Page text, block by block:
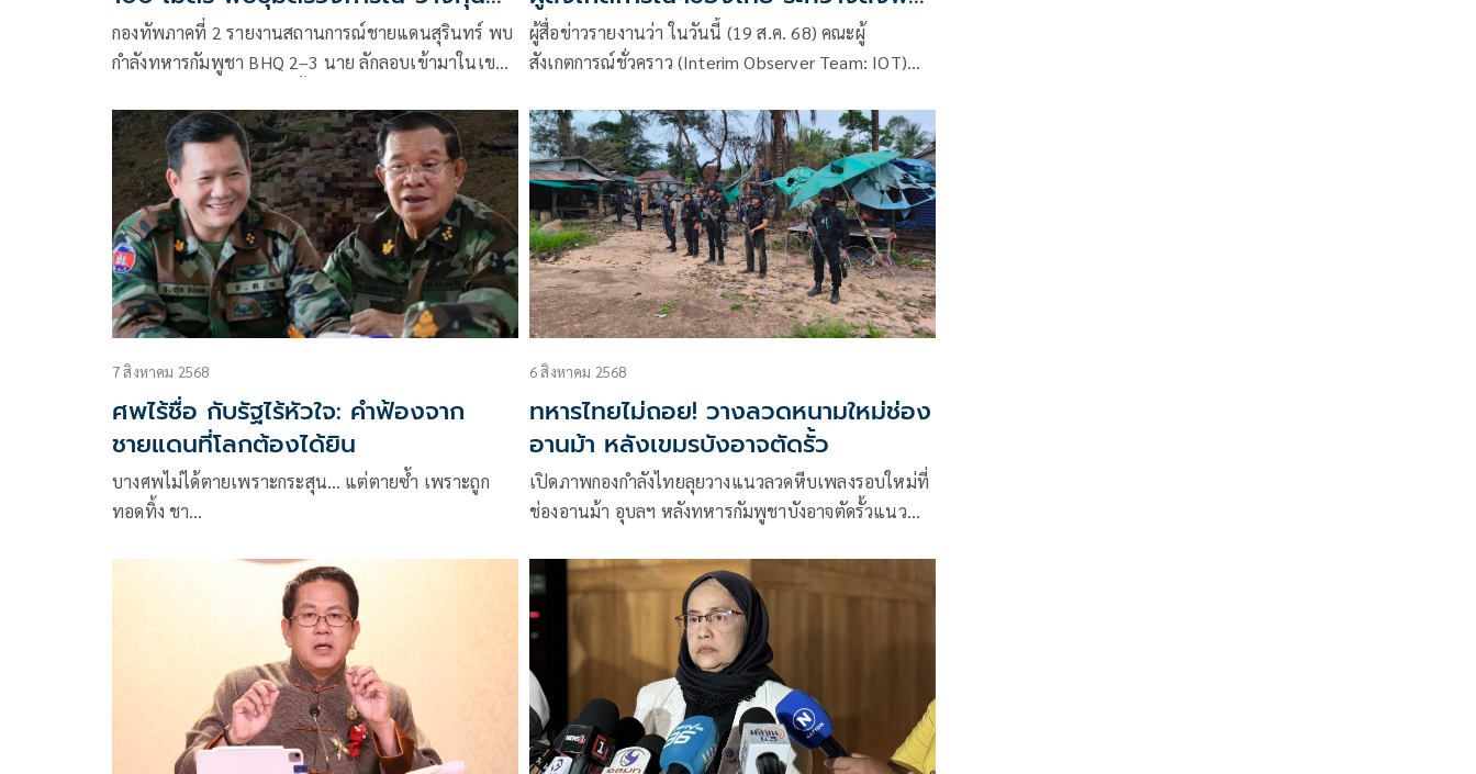
ระเบิด PMN-2
กองทัพภาคที่ 2 รายงานสถานการณ์ชายแดนสุรินทร์ พบ
กำลังทหารกัมพูชา BHQ 2–3 นาย ลักลอบเข้ามาในเขต
ตรวจสอบพื้นที่ยังพบทุ่นระเบิดสังหารบุคคล PMN-2 อีก
1 ทุ่น ถือเป็นการละเมิดข้อตกลงหยุดยิงและสนธิสัญญา
ออตตาวา
ที่ 'ช่องอานม้า-อนุสาวรีย์ตาอม'
ผู้สื่อข่าวรายงานว่า ในวันนี้ (19 ส.ค. 68) คณะผู้
สังเกตการณ์ชั่วคราว (Interim Observer Team: IOT)
7 สิงหาคม 2568
ศพไร้ชื่อ กับรัฐไร้หัวใจ: คำฟ้องจาก
ชายแดนที่โลกต้องได้ยิน
บางศพไม่ได้ตายเพราะกระสุน… แต่ตายซ้ำ เพราะถูก
ทอดทิ้ง ชา…
6 สิงหาคม 2568
ทหารไทยไม่ถอย! วางลวดหนามใหม่ช่อง
อานม้า หลังเขมรบังอาจตัดรั้ว
เปิดภาพกองกำลังไทยลุยวางแนวลวดหีบเพลงรอบใหม่ที่
ช่องอานม้า อุบลฯ หลังทหารกัมพูชาบังอาจตัดรั้วแนว
เขตอธิปไตย ห้ามล้ำซ้ำอีกเป็นครั้งที่สอง